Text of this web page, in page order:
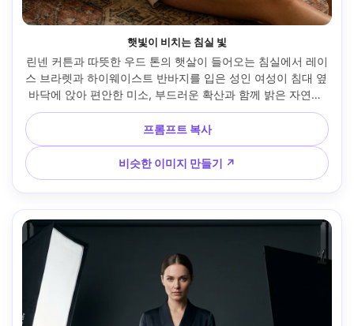
햇빛이 비치는 침실 빛
린넨 커튼과 따뜻한 우드 톤의 햇살이 들어오는 침실에서 레이
스 브라렛과 하이웨이스트 반바지를 입은 성인 여성이 침대 옆
바닥에 앉아 편안한 미소, 부드러운 확산과 함께 밝은 자연광
클로즈업 느낌, Fujifilm X-T5, 56mm f/1.2, 수직 4:5, 부드러
운 따뜻한 등급, 사실적인 피부 질감, 깨끗한 그림자 --ar 4:5
프롬프트 복사
비슷한 이미지 만들기 ↗